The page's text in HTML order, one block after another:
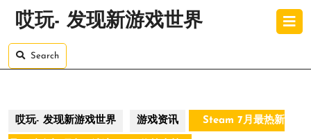
哎玩- 发现新游戏世界
Search
哎玩- 发现新游戏世界 游戏资讯 Steam 7月最热新